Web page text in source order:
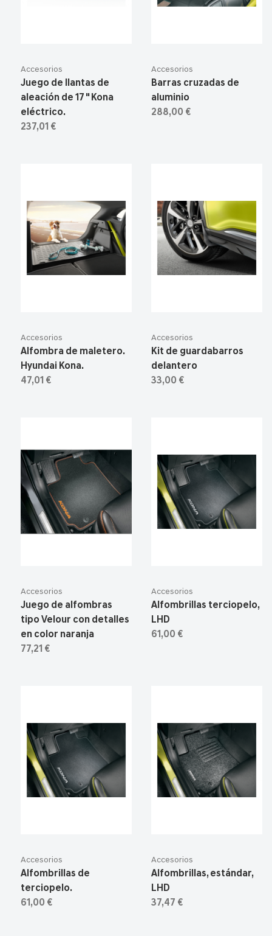
Accesorios
Juego de llantas de
aleación de 17 " Kona
eléctrico.
237,01 €
Accesorios
Barras cruzadas de
aluminio
288,00 €
Accesorios
Alfombra de maletero.
Hyundai Kona.
47,01 €
Accesorios
Kit de guardabarros
delantero
33,00 €
Accesorios
Juego de alfombras
tipo Velour con detalles
en color naranja
77,21 €
Accesorios
Alfombrillas terciopelo,
LHD
61,00 €
Accesorios
Alfombrillas de
terciopelo.
61,00 €
Accesorios
Alfombrillas, estándar,
LHD
37,47 €